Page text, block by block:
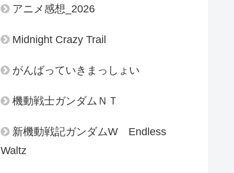
アニメ感想_2026
Midnight Crazy Trail
がんばっていきまっしょい
機動戦士ガンダムＮＴ
新機動戦記ガンダムW Endless
Waltz